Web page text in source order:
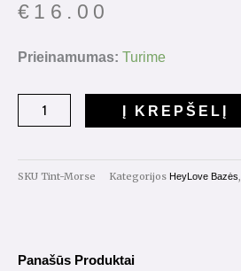
€ 16.00
Prieinamumas: Turime
produkto
Base
15ml.
Į KREPŠELĮ
SKU Tint-Morse Kategorijos HeyLove Bazės,
Panašūs Produktai